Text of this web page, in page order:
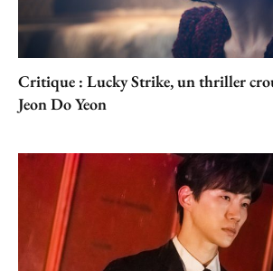
Critique : Lucky Strike, un thriller
Jeon Do Yeon